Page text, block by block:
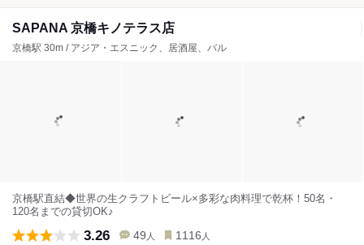
SAPANA 京橋キノテラス店
京橋駅 30m / アジア・エスニック、居酒屋、バル
京橋駅直結◆世界の生クラフトビール×多彩な肉料理で乾杯！50名・
120名までの貸切OK♪
3.26 49 人 1116 人